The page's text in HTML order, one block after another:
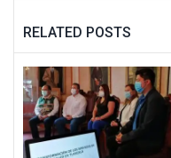
RELATED POSTS